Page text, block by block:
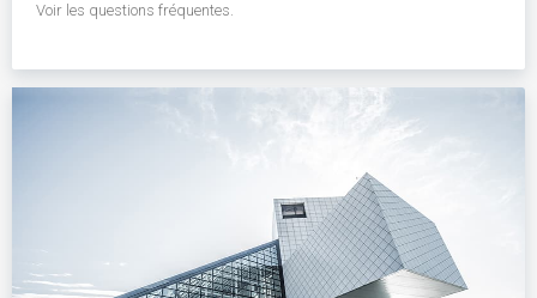
Voir les questions fréquentes.